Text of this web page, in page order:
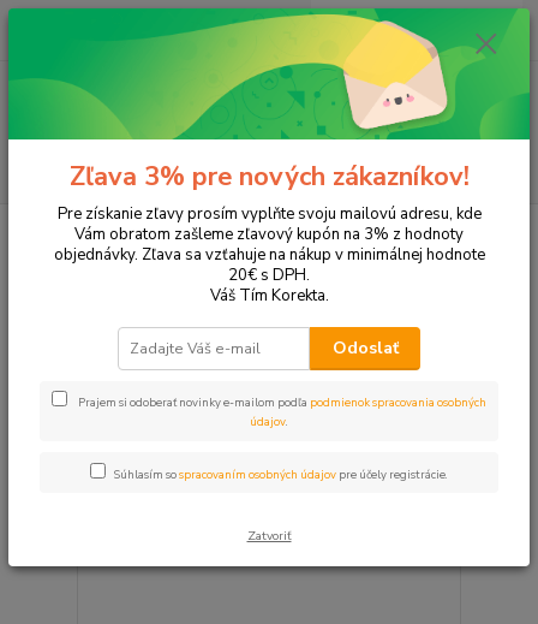
Hľadať
ks
za 0,00 EUR
Tonery a náplne do tlačiarní SAMSUNG ML-2851
Upresniť parametre
Najdrahšie
Zobrazujem 1-1 z 1
Zľava 3% pre nových zákazníkov!
Pre získanie zľavy prosím vyplňte svoju mailovú adresu, kde
Vám obratom zašleme zľavový kupón na 3% z hodnoty
objednávky. Zľava sa vzťahuje na nákup v minimálnej hodnote
20€ s DPH.
Váš Tím Korekta.
Odoslať
Prajem si odoberať novinky e-mailom podľa podmienok spracovania osobných
údajov.
Súhlasím sospracovaním osobných údajov pre účely registrácie.
Zatvoriť